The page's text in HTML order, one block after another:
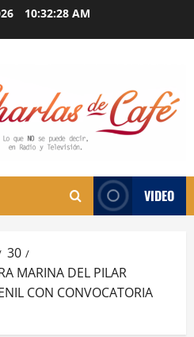
10:32:29 AM
VIDEO
30
MARINA DEL PILAR
CON CONVOCATORIA